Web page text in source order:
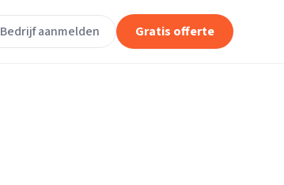
Bedrijf aanmelden Gratis offerte